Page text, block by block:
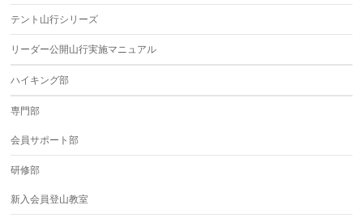
テント山行シリーズ
リーダー公開山行実施マニュアル
ハイキング部
専門部
会員サポート部
研修部
新入会員登山教室